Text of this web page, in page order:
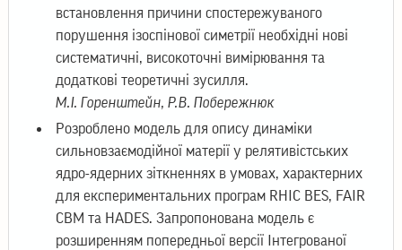
встановлення причини спостережуваного
порушення ізоспінової симетрії необхідні нові
систематичні, високоточні вимірювання та
додаткові теоретичні зусилля.
М.І. Горенштейн, Р.В. Побережнюк
Розроблено модель для опису динаміки
сильновзаємодійної матерії у релятивістських
ядро-ядерних зіткненнях в умовах, характерних
для експериментальних програм RHІC BES, FAІR
CBM та HADES. Запропонована модель є
розширенням попередньої версії Інтегрованої